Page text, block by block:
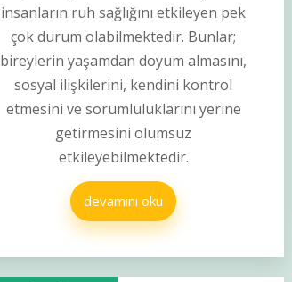
insanların ruh sağlığını etkileyen pek
çok durum olabilmektedir. Bunlar;
bireylerin yaşamdan doyum almasını,
sosyal ilişkilerini, kendini kontrol
etmesini ve sorumluluklarını yerine
getirmesini olumsuz
etkileyebilmektedir.
devamını oku